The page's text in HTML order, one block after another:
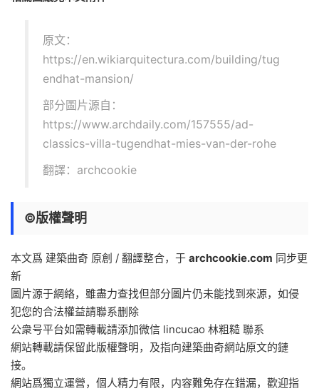
原文：
https://en.wikiarquitectura.com/building/tug
endhat-mansion/
部分圖片源自：
https://www.archdaily.com/157555/ad-
classics-villa-tugendhat-mies-van-der-rohe
翻譯：archcookie
©️版權聲明
本文爲 建築曲奇 原創 / 翻譯整合，于 archcookie.com 同步更
新
圖片源于網絡，雖盡力查找但部分圖片仍未能找到來源，如侵
犯您的合法權益請聯系删除
公衆号平台如需轉載請添加微信 lincucao 林粗糙 聯系
網站轉載請保留此版權聲明，及指向建築曲奇網站原文的鏈
接。
網站爲獨立運營，個人精力有限，内容難免存在錯漏，歡迎指